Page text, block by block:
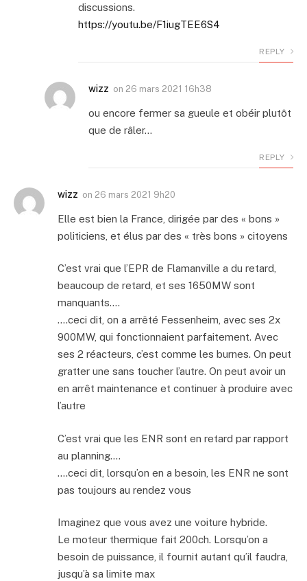
discussions.
https://youtu.be/F1iugTEE6S4
REPLY
wizz on 26 mars 2021 16h38
ou encore fermer sa gueule et obéir plutôt
que de râler…
REPLY
wizz on 26 mars 2021 9h20
Elle est bien la France, dirigée par des « bons »
politiciens, et élus par des « très bons » citoyens
C’est vrai que l’EPR de Flamanville a du retard,
beaucoup de retard, et ses 1650MW sont
manquants….
….ceci dit, on a arrêté Fessenheim, avec ses 2x
900MW, qui fonctionnaient parfaitement. Avec
ses 2 réacteurs, c’est comme les burnes. On peut
gratter une sans toucher l’autre. On peut avoir un
en arrêt maintenance et continuer à produire avec
l’autre
C’est vrai que les ENR sont en retard par rapport
au planning….
….ceci dit, lorsqu’on en a besoin, les ENR ne sont
pas toujours au rendez vous
Imaginez que vous avez une voiture hybride.
Le moteur thermique fait 200ch. Lorsqu’on a
besoin de puissance, il fournit autant qu’il faudra,
jusqu’à sa limite max